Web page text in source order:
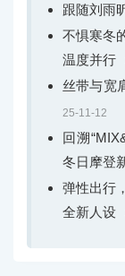
跟随刘雨
不惧寒冬
温度并行
丝带与宽
25-11-12
回溯
冬日摩登
弹性出行
全新人设